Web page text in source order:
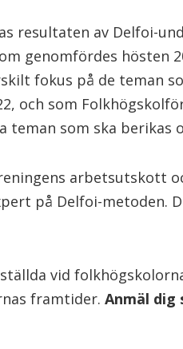
resultaten av Delfoi-
genomfördes hösten
fokus på de teman
och som
som ska berikas
arbetsutskott
på Delfoi-metoden.
vid
framtider. Anmäl dig